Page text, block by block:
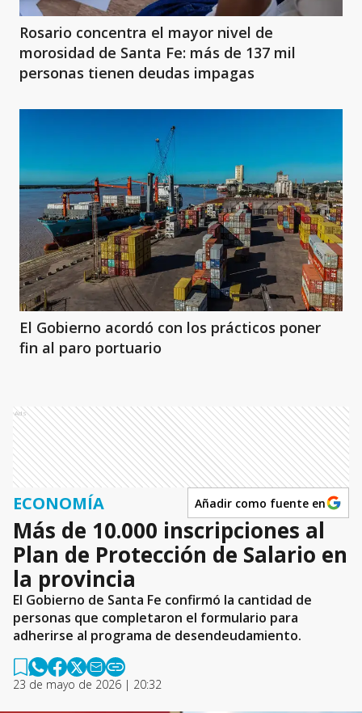
Rosario concentra el mayor nivel de
morosidad de Santa Fe: más de 137 mil
personas tienen deudas impagas
El Gobierno acordó con los prácticos poner
fin al paro portuario
Ads
ECONOMÍA Añadir como fuente en
Más de 10.000 inscripciones al
Plan de Protección de Salario en
la provincia
El Gobierno de Santa Fe confirmó la cantidad de
personas que completaron el formulario para
adherirse al programa de desendeudamiento.
23 de mayo de 2026 | 20:32